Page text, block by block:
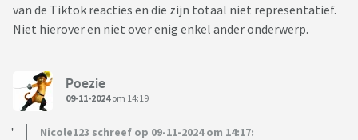
van de Tiktok reacties en die zijn totaal niet representatief.
Niet hierover en niet over enig enkel ander onderwerp.
Poezie
09-11-2024om 14:19
Nicole123 schreef op 09-11-2024 om 14:17: